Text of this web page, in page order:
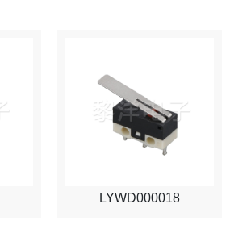
LYWD000018